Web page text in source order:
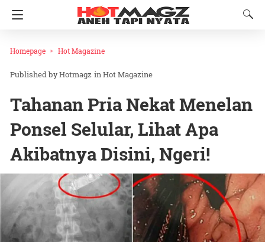
Homepage Hot Magazine
Hotmagz inHot Magazine
Tahanan Pria Nekat Menelan
Ponsel Selular, Lihat Apa
Akibatnya Disini, Ngeri!